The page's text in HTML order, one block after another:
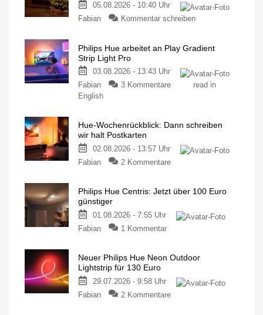
05.08.2026 - 10:40 Uhr
Fabian
Kommentar schreiben
Philips Hue arbeitet an Play Gradient
Strip Light Pro
03.08.2026 - 13:43 Uhr
Fabian
3 Kommentare
read in
English
Hue-Wochenrückblick: Dann schreiben
wir halt Postkarten
02.08.2026 - 13:57 Uhr
Fabian
2 Kommentare
Philips Hue Centris: Jetzt über 100 Euro
günstiger
01.08.2026 - 7:55 Uhr
Fabian
1 Kommentar
Neuer Philips Hue Neon Outdoor
Lightstrip für 130 Euro
29.07.2026 - 9:58 Uhr
Fabian
2 Kommentare